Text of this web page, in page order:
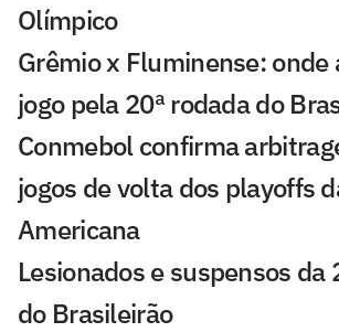
Olímpico
Grêmio x Fluminense: onde
jogo pela 20ª rodada do
Conmebol confirma
jogos de volta dos playoffs
Americana
Lesionados e suspensos da
do Brasileirão